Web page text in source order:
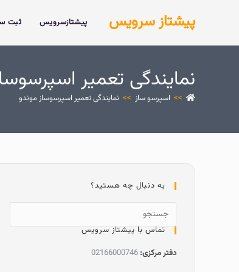
پیشتاز سرویس پیشتازسرویس ثبت
نمایندگی تعمیر
>> اسپرسو ساز >> نمایندگی تعمیر اسپرسوساز موندو
به دنبال چه هستید؟
تماس با پیشتاز سرویس
دفتر مرکزی: 02166000746